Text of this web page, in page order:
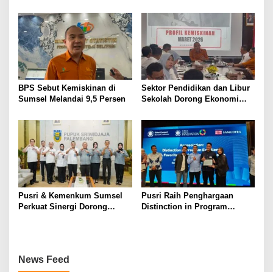
Predikat Gold
BPS Sebut Kemiskinan di
Sumsel Melandai 9,5 Persen
Sektor Pendidikan dan Libur
Sekolah Dorong Ekonomi
di Triwulan II 2026
Pusri & Kemenkum Sumsel
Perkuat Sinergi Dorong
Pusri Raih Penghargaan
Distinction in Program
News Feed